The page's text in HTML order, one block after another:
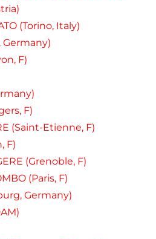
(Torino, Italy)
Germany)
F)
F)
(Saint-Etienne, F)
F)
(Grenoble, F)
(Paris, F)
Germany)